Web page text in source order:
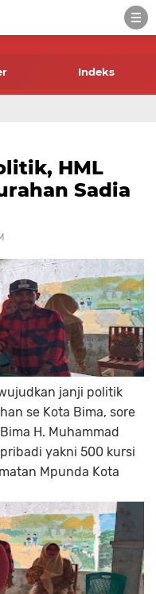
Indeks
HML
Sadia
janji politik
se Kota Bima, sore
H. Muhammad
yakni 500 kursi
Mpunda Kota